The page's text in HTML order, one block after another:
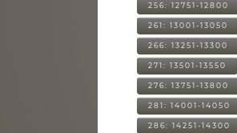
256: 12751-12800
261: 13001-13050
266: 13251-13300
271: 13501-13550
276: 13751-13800
281: 14001-14050
286: 14251-14300